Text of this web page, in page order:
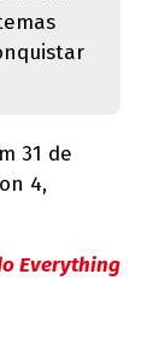
31 de
4,
Everything